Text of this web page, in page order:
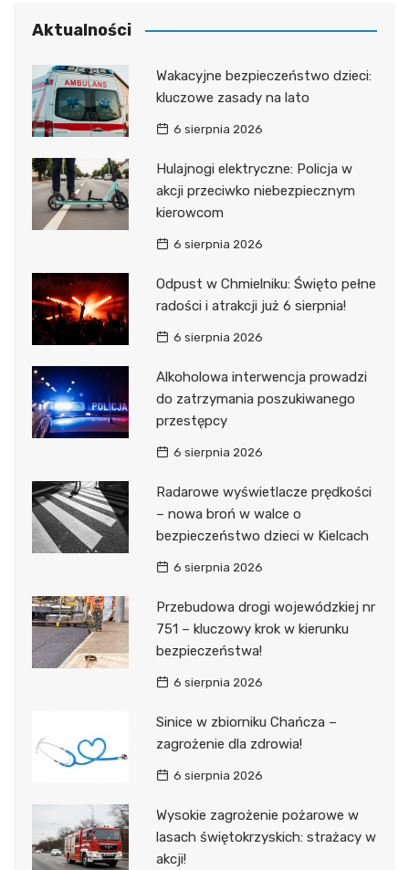
Aktualności
Wakacyjne bezpieczeństwo dzieci:
kluczowe zasady na lato
6 sierpnia 2026
Hulajnogi elektryczne: Policja w
akcji przeciwko niebezpiecznym
kierowcom
6 sierpnia 2026
Odpust w Chmielniku: Święto pełne
radości i atrakcji już 6 sierpnia!
6 sierpnia 2026
Alkoholowa interwencja prowadzi
do zatrzymania poszukiwanego
przestępcy
6 sierpnia 2026
Radarowe wyświetlacze prędkości
– nowa broń w walce o
bezpieczeństwo dzieci w Kielcach
6 sierpnia 2026
Przebudowa drogi wojewódzkiej nr
751 – kluczowy krok w kierunku
bezpieczeństwa!
6 sierpnia 2026
Sinice w zbiorniku Chańcza –
zagrożenie dla zdrowia!
6 sierpnia 2026
Wysokie zagrożenie pożarowe w
lasach świętokrzyskich: strażacy w
akcji!